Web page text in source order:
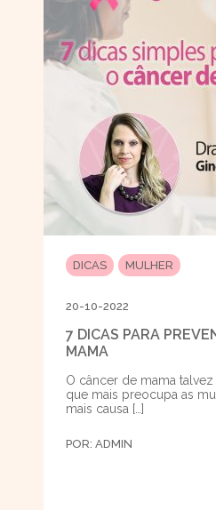
DICAS MULHER
20-10-2022
7 DICAS PARA
MAMA
O câncer de mama
que mais preocupa as
mais causa […]
POR: ADMIN